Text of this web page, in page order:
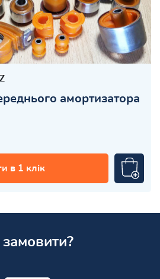
амортизатора
в 1 клік